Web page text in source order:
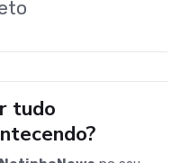
tudo